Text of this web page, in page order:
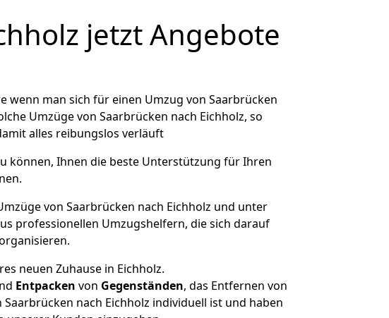
jetzt Angebote
wenn man sich für einen Umzug von Saarbrücken
Umzüge von Saarbrücken nach Eichholz, so
alles reibungslos verläuft
können, Ihnen die beste Unterstützung für Ihren
von Saarbrücken nach Eichholz und unter
professionellen Umzugshelfern, die sich darauf
neuen Zuhause in Eichholz.
Entpacken von Gegenständen, das Entfernen von
nach Eichholz individuell ist und haben